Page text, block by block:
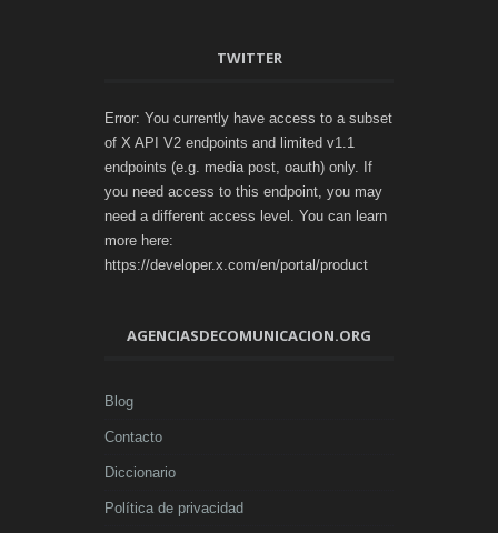
TWITTER
Error: You currently have access to a subset
of X API V2 endpoints and limited v1.1
endpoints (e.g. media post, oauth) only. If
you need access to this endpoint, you may
need a different access level. You can learn
more here:
https://developer.x.com/en/portal/product
AGENCIASDECOMUNICACION.ORG
Blog
Contacto
Diccionario
Política de privacidad